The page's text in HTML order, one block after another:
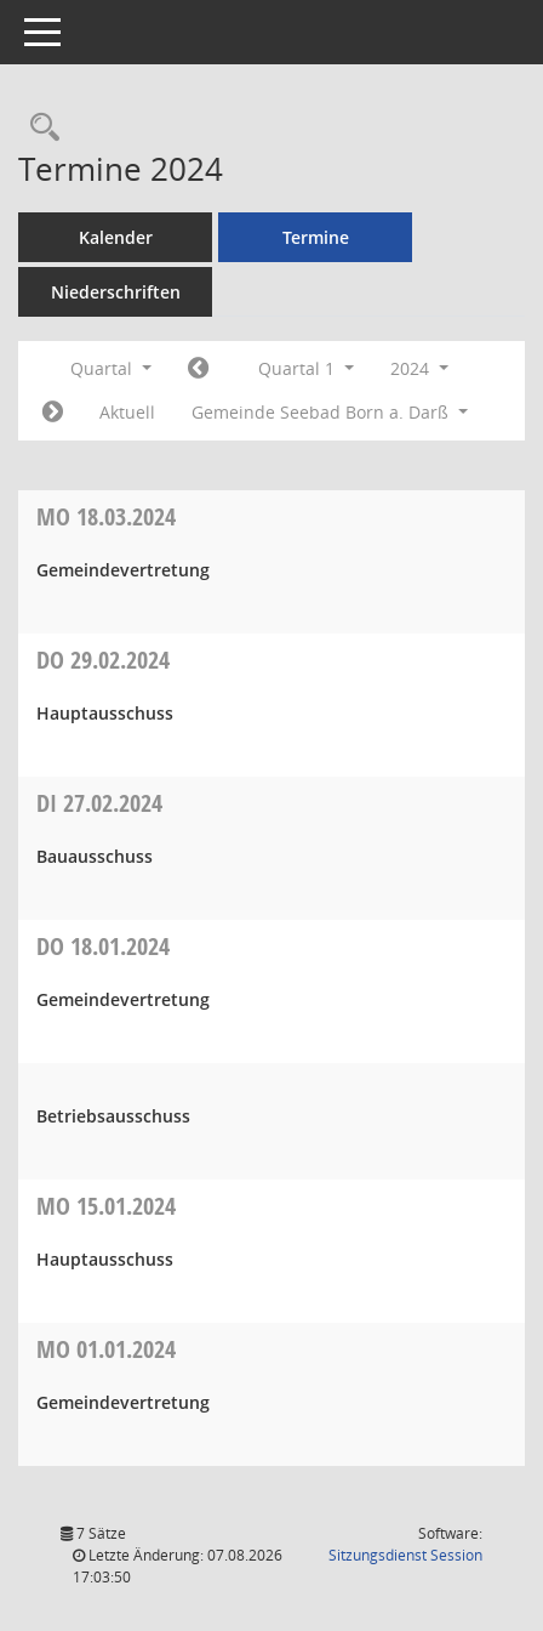
Toggle navigation
Rechercheauswahl
Termine 2024
Kalender Termine
Niederschriften
Quartal Quartal 1
2024
Aktuell
Gemeinde Seebad Born a. Darß
MO 18.03.2024
Gemeindevertretung
DO 29.02.2024
Hauptausschuss
DI 27.02.2024
Bauausschuss
DO 18.01.2024
Gemeindevertretung
Betriebsausschuss
MO 15.01.2024
Hauptausschuss
MO 01.01.2024
Gemeindevertretung
7 Sätze
Letzte Änderung: 07.08.2026
17:03:50
Software:
SitzungsdienstSession(Wird in